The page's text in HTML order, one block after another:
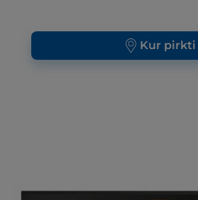
Kur pirkti